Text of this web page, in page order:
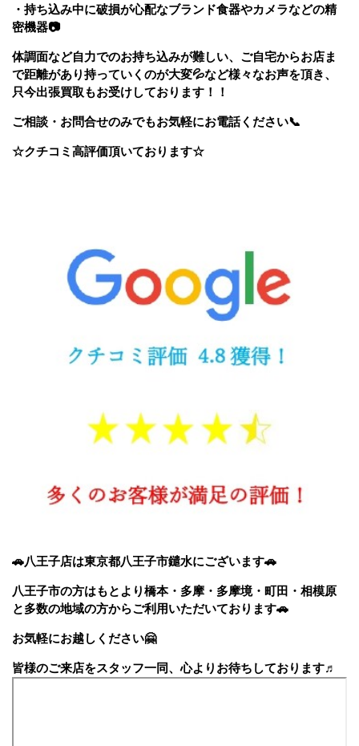
・持ち込み中に破損が心配なブランド食器やカメラなどの精
密機器📷
体調面など自力でのお持ち込みが難しい、ご自宅からお店ま
で距離があり持っていくのが大変💦など様々なお声を頂き、
只今出張買取もお受けしております！！
ご相談・お問合せのみでもお気軽にお電話ください📞
☆クチコミ高評価頂いております☆
🚗八王子店は東京都八王子市鑓水にございます🚗
八王子市の方はもとより橋本・多摩・多摩境・町田・相模原
と多数の地域の方からご利用いただいております🚗
お気軽にお越しください🤗
皆様のご来店をスタッフ一同、心よりお待ちしております♬